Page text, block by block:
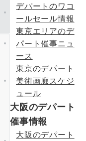
デパートのワコ
ールセール情報
東京エリアのデ
パート催事ニュ
ース
東京のデパート
美術画廊スケジ
ュール
大阪のデパート
催事情報
大阪のデパート